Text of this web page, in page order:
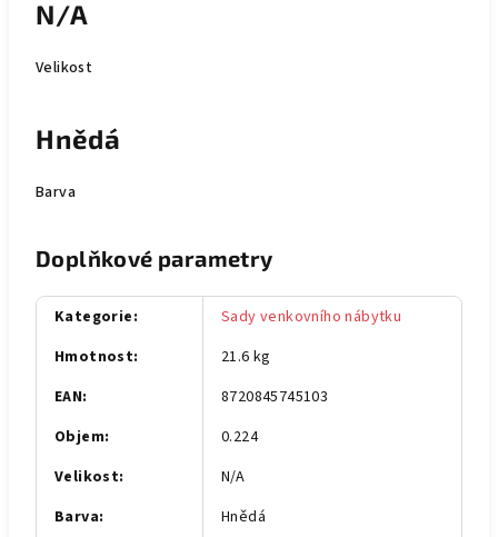
N/A
Velikost
Hnědá
Barva
Doplňkové parametry
Kategorie:
Sady venkovního nábytku
Hmotnost:
21.6 kg
EAN:
8720845745103
Objem:
0.224
Velikost:
N/A
Barva:
Hnědá